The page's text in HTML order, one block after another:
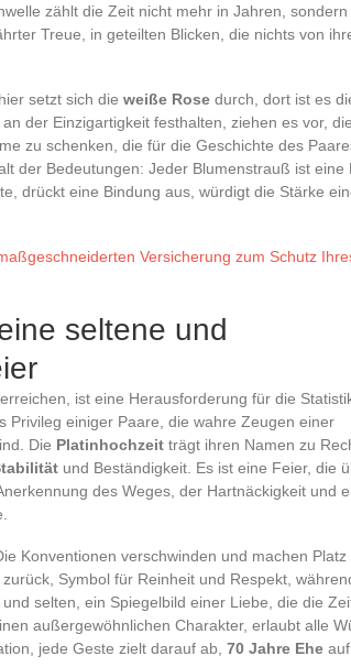
zählt die Zeit nicht mehr in Jahren, sondern
Treue, in geteilten Blicken, die nichts von
setzt sich die weiße Rose durch, dort ist es
der Einzigartigkeit festhalten, ziehen es vor, die
zu schenken, die für die Geschichte des
der Bedeutungen: Jeder Blumenstrauß ist eine
drückt eine Bindung aus, würdigt die Stärke
Versicherung zum Schutz
seltene und
ist eine Herausforderung für die
Privileg einiger Paare, die wahre Zeugen einer
Die Platinhochzeit trägt ihren Namen zu
und Beständigkeit. Es ist eine Feier, die
des Weges, der Hartnäckigkeit und
Konventionen verschwinden und machen Platz
zurück, Symbol für Reinheit und Respekt,
selten, ein Spiegelbild einer Liebe, die die
außergewöhnlichen Charakter, erlaubt alle
jede Geste zielt darauf ab, 70 Jahre Ehe